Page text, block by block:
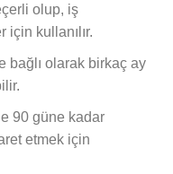
olup, iş
kullanılır.
bağlı olarak birkaç ay
90 güne kadar
etmek için